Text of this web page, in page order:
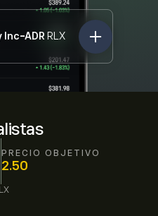
PRECIO OBJETIVO
2.50
Inc-ADR RLX